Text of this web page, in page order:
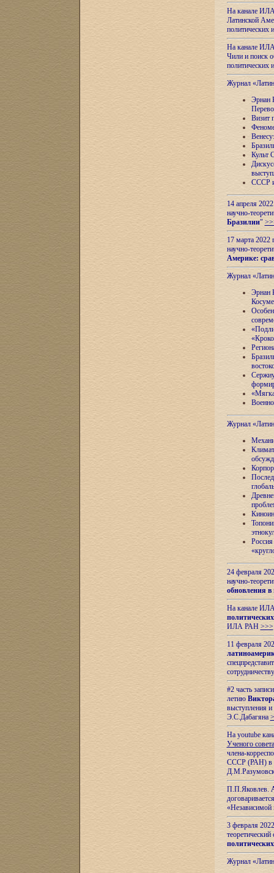
На канале
Латинской
На канале
Чили и поиск
Журнал
Эрнан
Визит
Культ
СССР и
14 апреля
научно-
Бразилии"
17 марта 2022
научно-
Америке:
Журнал
Эрнан
Журнал
24 февраля
научно-
обновления в
На канале
ИЛА РАН >>>
11 февраля
#2 часть
летию
выступления
Э.С.Дабагяна
На youtube
Ученого
члена-
СССР (РАН) в
П.П.Яковлев.
«Независимой
3 февраля
теоретический
Журнал